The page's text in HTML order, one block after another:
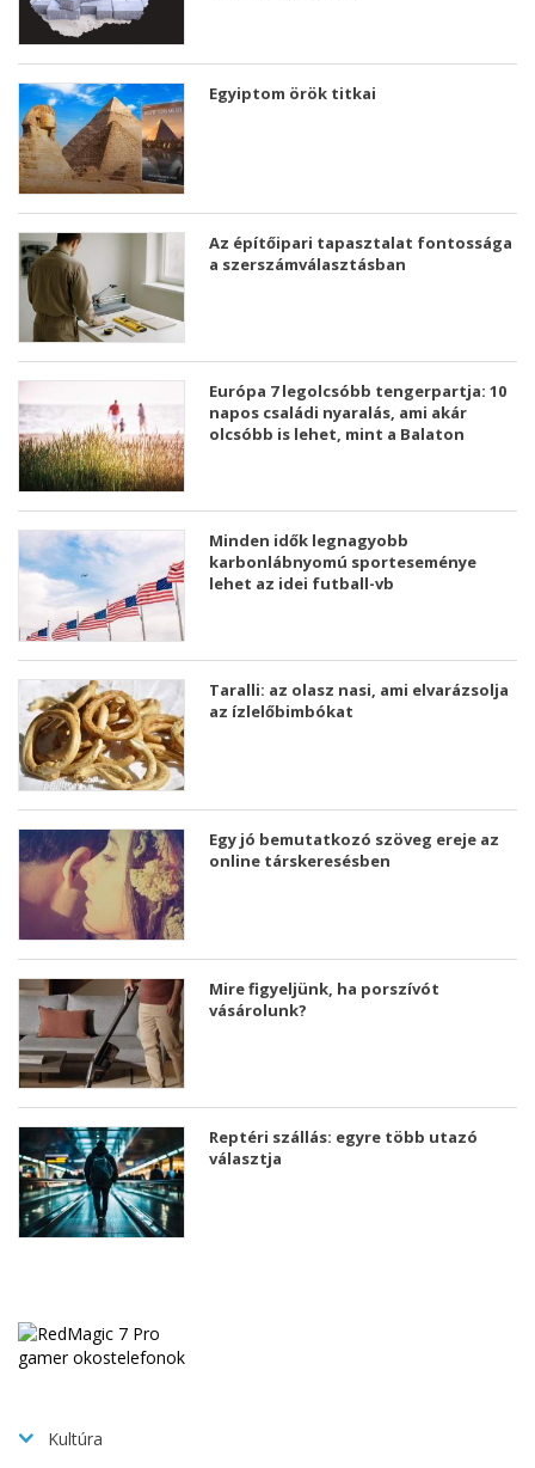
Egyiptom örök titkai
Az építőipari tapasztalat fontossága
a szerszámválasztásban
Európa 7 legolcsóbb tengerpartja: 10
napos családi nyaralás, ami akár
olcsóbb is lehet, mint a Balaton
Minden idők legnagyobb
karbonlábnyomú sporteseménye
lehet az idei futball-vb
Taralli: az olasz nasi, ami elvarázsolja
az ízlelőbimbókat
Egy jó bemutatkozó szöveg ereje az
online társkeresésben
Mire figyeljünk, ha porszívót
vásárolunk?
Reptéri szállás: egyre több utazó
választja
Kultúra